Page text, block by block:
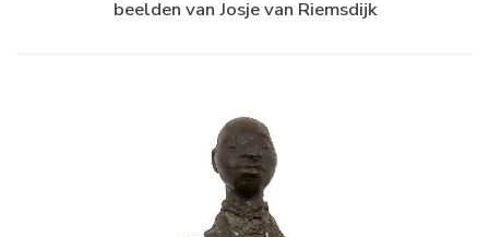
beelden van Josje van Riemsdijk